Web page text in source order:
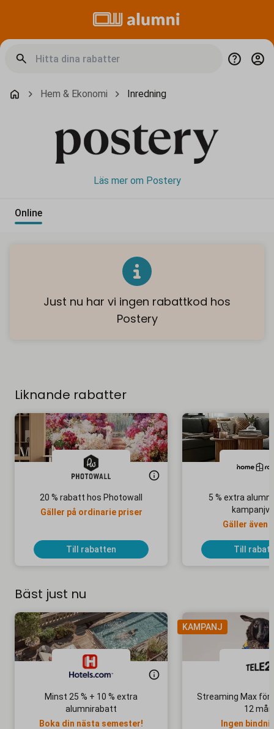
Hem & Ekonomi Inredning
Läs mer om Postery
Online
Just nu har vi ingen rabattkod hos
Postery
Liknande rabatter
20 % rabatt hos Photowall
Gäller på ordinarie priser
Till rabatten
5 % extra
Gäller även
Till
Bäst just nu
Minst 25 % + 10 % extra
alumnirabatt
Boka din nästa semester!
KAMPANJ
Streaming Max för
12 mån
Ingen